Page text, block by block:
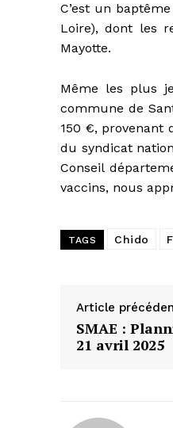
C’est un
Loire), dont les
Mayotte.
Même les plus
commune de
150 €, provenant
du syndicat
Conseil
vaccins, nous
TAGS Chido
Article
SMAE :
21 avril 2025